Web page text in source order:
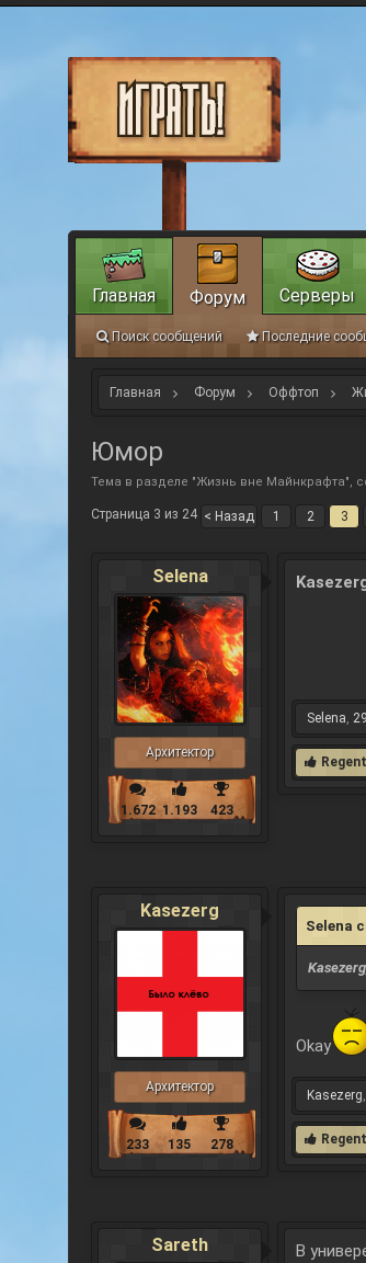
Главная Форум Оффтоп
Юмор
Тема в разделе "Жизнь вне Майнкрафта",
Страница 3 из 24 < Назад 1 2 3
Selena
Архитектор
1.672 1.193 423
Selena,
Regent
Kasezerg
Архитектор
233 135 278
Selena
Kasezerg
Okay
Kasezerg,
Regent
Sareth
В
Главная Форум
Поиск сообщений Последние
Серверы